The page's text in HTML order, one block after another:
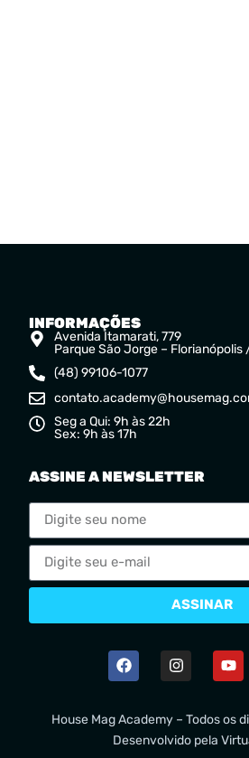
INFORMAÇÕES
Avenida Itamarati, 779
Parque São Jorge – Florianópolis
(48) 99106-1077
Seg a Qui: 9h às 22h
Sex: 9h às 17h
ASSINE A NEWSLETTER
ASSINAR
House Mag Academy – Todos os
Desenvolvido pela